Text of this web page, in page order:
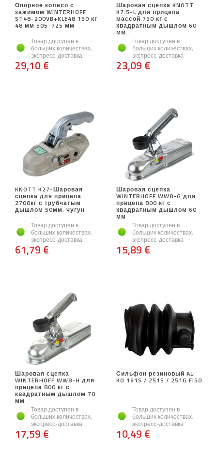
Опорное колесо с
зажимом WINTERHOFF
ST48-200VB+KLE48 150 кг
48 мм 505-725 мм
Товар доступен в
больших количествах,
экспресс-доставка
29,10 €
Шаровая сцепка KNOTT
K7.5-L для прицепа
массой 750 кг с
квадратным дышлом 60
мм.
Товар доступен в
больших количествах,
экспресс-доставка
23,09 €
KNOTT K27-Шаровая
сцепка для прицепа
2700кг с трубчатым
дышлом 50мм, чугун
Товар доступен в
больших количествах,
экспресс-доставка
61,79 €
Шаровая сцепка
WINTERHOFF WW8-G для
прицепа 800 кг с
квадратным дышлом 60
мм
Товар доступен в
больших количествах,
экспресс-доставка
15,89 €
Шаровая сцепка
WINTERHOFF WW8-H для
прицепа 800 кг с
квадратным дышлом 70
мм
Товар доступен в
больших количествах,
экспресс-доставка
17,59 €
Сильфон резиновый AL-
KO 161S / 251S / 251G FI50
Товар доступен в
больших количествах,
экспресс-доставка
10,49 €